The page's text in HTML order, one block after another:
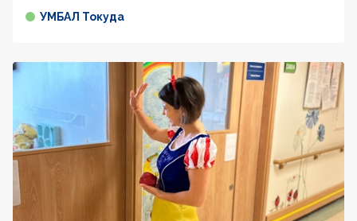
УМБАЛ Токуда